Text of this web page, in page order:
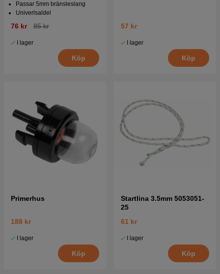
Passar 5mm bränsleslang
Univerlsaldel
76 kr 85 kr
I lager
Köp
57 kr
I lager
Köp
Primerhus
188 kr
I lager
Köp
Startlina 3.5mm 5053051-
25
61 kr
I lager
Köp